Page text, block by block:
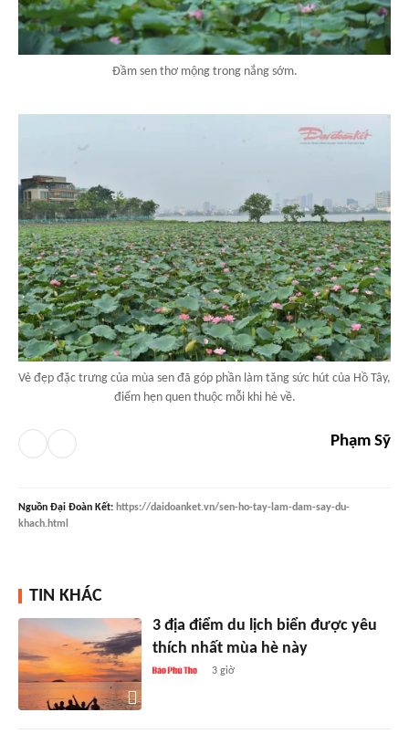
Đầm sen thơ mộng trong nắng sớm.
Vẻ đẹp đặc trưng của mùa sen đã góp phần làm tăng sức hút của Hồ Tây,
điểm hẹn quen thuộc mỗi khi hè về.
Phạm Sỹ
Nguồn Đại Đoàn Kết: https://daidoanket.vn/sen-ho-tay-lam-dam-say-du-
khach.html
TIN KHÁC
3 địa điểm du lịch biển được yêu
thích nhất mùa hè này
3 giờ